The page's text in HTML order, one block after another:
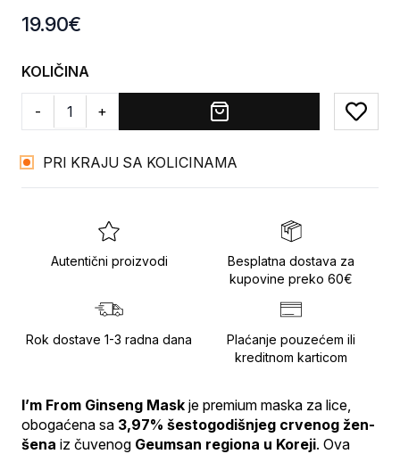
Product information
19.90€
KOLIČINA
- +
Add
PRI KRAJU SA KOLICINAMA
Autentični proizvodi
Besplatna dostava za
kupovine preko 60€
Rok dostave 1-3 radna dana
Plaćanje pouzećem ili
kreditnom karticom
I’m From Ginseng Mask je premium maska za lice,
obogaćena sa 3,97% šestogodišnjeg crvenog žen-
šena iz čuvenog Geumsan regiona u Koreji. Ova